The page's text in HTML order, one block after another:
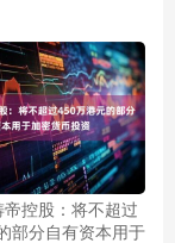
控股：将不超过
部分自有资本用于